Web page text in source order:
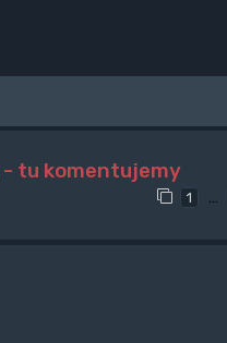
tu komentujemy
1 …